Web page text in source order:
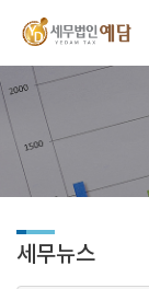
세무뉴스